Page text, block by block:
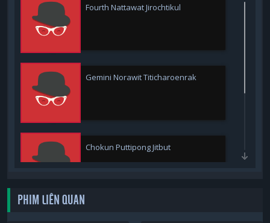
Fourth Nattawat Jirochtikul
Gemini Norawit Titicharoenrak
Chokun Puttipong Jitbut
PHIM LIÊN QUAN